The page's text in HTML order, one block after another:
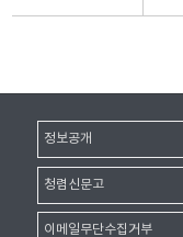
정보공개
청렴신문고
이메일무단수집거부